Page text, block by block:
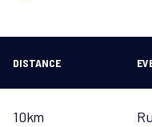
DISTANCE
10km